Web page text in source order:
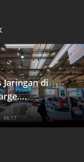
Jaringan di
06:17